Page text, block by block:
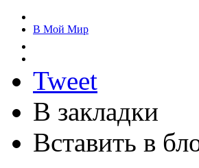
В Мой Мир
Tweet
В закладки
Вставить в